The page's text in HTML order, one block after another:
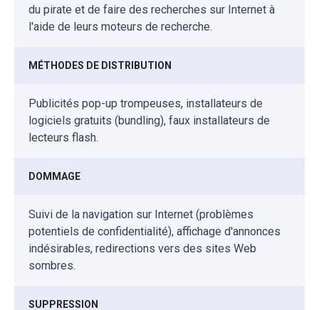
du pirate et de faire des recherches sur Internet à
l'aide de leurs moteurs de recherche.
MÉTHODES DE DISTRIBUTION
Publicités pop-up trompeuses, installateurs de
logiciels gratuits (bundling), faux installateurs de
lecteurs flash.
DOMMAGE
Suivi de la navigation sur Internet (problèmes
potentiels de confidentialité), affichage d'annonces
indésirables, redirections vers des sites Web
sombres.
SUPPRESSION